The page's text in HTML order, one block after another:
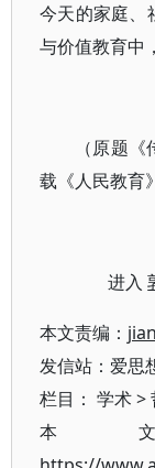
今天的家庭、
与价值教育中
（原题
载《人民教育
进入
本文责编：
发信站：爱思
栏目： 学术>
本